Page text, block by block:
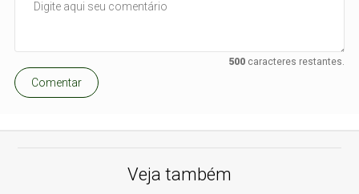
500caracteres restantes.
Comentar
Veja também